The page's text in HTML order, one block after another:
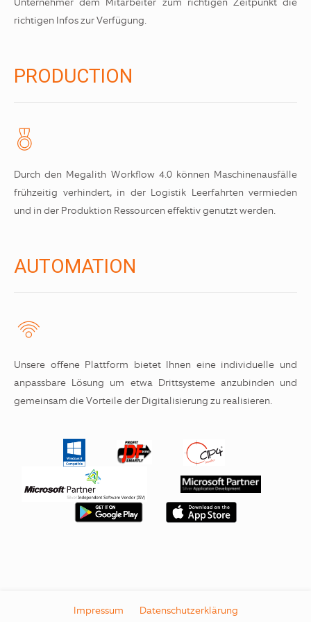
Unternehmer dem Mitarbeiter zum richtigen Zeitpunkt die
richtigen Infos zur Verfügung.
PRODUCTION
Durch den Megalith Workflow 4.0 können Maschinenausfälle
frühzeitig verhindert, in der Logistik Leerfahrten vermieden
und in der Produktion Ressourcen effektiv genutzt werden.
AUTOMATION
Unsere offene Plattform bietet Ihnen eine individuelle und
anpassbare Lösung um etwa Drittsysteme anzubinden und
gemeinsam die Vorteile der Digitalisierung zu realisieren.
Impressum Datenschutzerklärung